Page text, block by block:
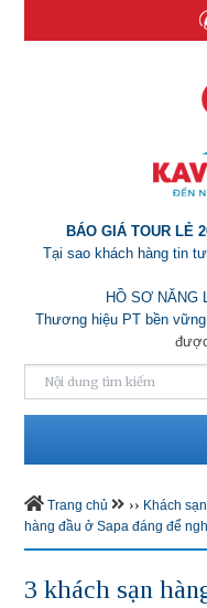
BÁO GIÁ TOUR LẺ
Tại sao khách hàng tin
HỒ SƠ NĂNG
Thương hiệu PT bền
Trang chủ ›› Khách sạn
hàng đầu ở Sapa đáng để
3 khách sạn